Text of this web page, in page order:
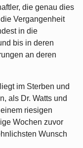
die genau dies
Vergangenheit
in die
bis in deren
an deren
im Sterben und
als Dr. Watts und
riesigen
Wochen zuvor
Wunsch